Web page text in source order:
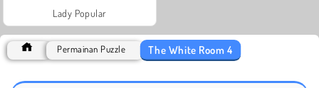
Lady Popular
Permainan Puzzle The White Room 4